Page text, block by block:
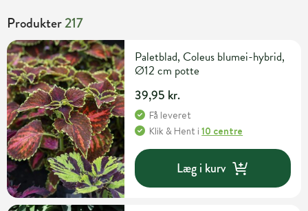
Produkter217
Paletblad, Coleus blumei-hybrid,
Ø12 cm potte
39,95 kr.
Få leveret
Klik & Hent i10 centre
Læg i kurv